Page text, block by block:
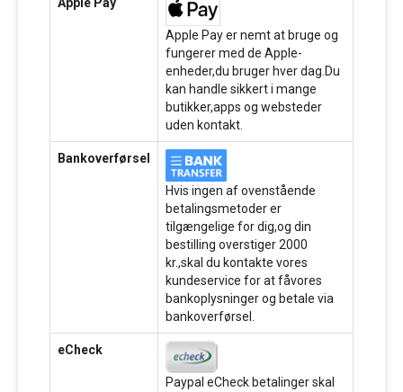
Apple Pay er nemt at bruge og
fungerer med de Apple-
enheder,du bruger hver dag.Du
kan handle sikkert i mange
butikker,apps og websteder
uden kontakt.
Bankoverførsel
Hvis ingen af ovenstående
betalingsmetoder er
tilgængelige for dig,og din
bestilling overstiger 2000
kr.,skal du kontakte vores
kundeservice for at fåvores
bankoplysninger og betale via
bankoverførsel.
eCheck
Paypal eCheck betalinger skal